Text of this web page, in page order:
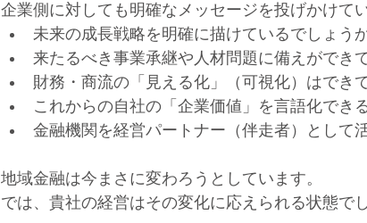
企業側に対しても明確なメッセージを投げかけて
未来の成長戦略を明確に描けているでしょう
来たるべき事業承継や人材問題に備えができ
財務・商流の「見える化」（可視化）はでき
これからの自社の「企業価値」を言語化でき
金融機関を経営パートナー（伴走者）として
地域金融は今まさに変わろうとしています。
では、貴社の経営はその変化に応えられる状態で